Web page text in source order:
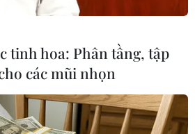
#fintech
nghệ
#Goldman Sachs
tinh hoa: Phân tầng, tập
các mũi nhọn